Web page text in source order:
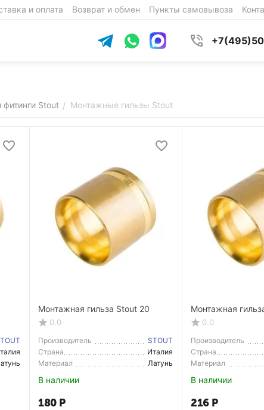
и оплата Возврат и обмен Пункты самовывоза
Stout / Монтажные гильзы Stout
Монтажная гильза Stout 20
0.0
Производитель
STOUT
Страна
Производитель
Италия
Материал
Латунь
В наличии
180 Р
Монтажная
0.0
Производитель
Страна
Производитель
Материал
В наличии
216 Р